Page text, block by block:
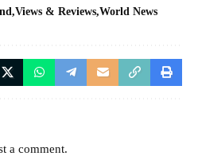
Views & Reviews World News
a comment.